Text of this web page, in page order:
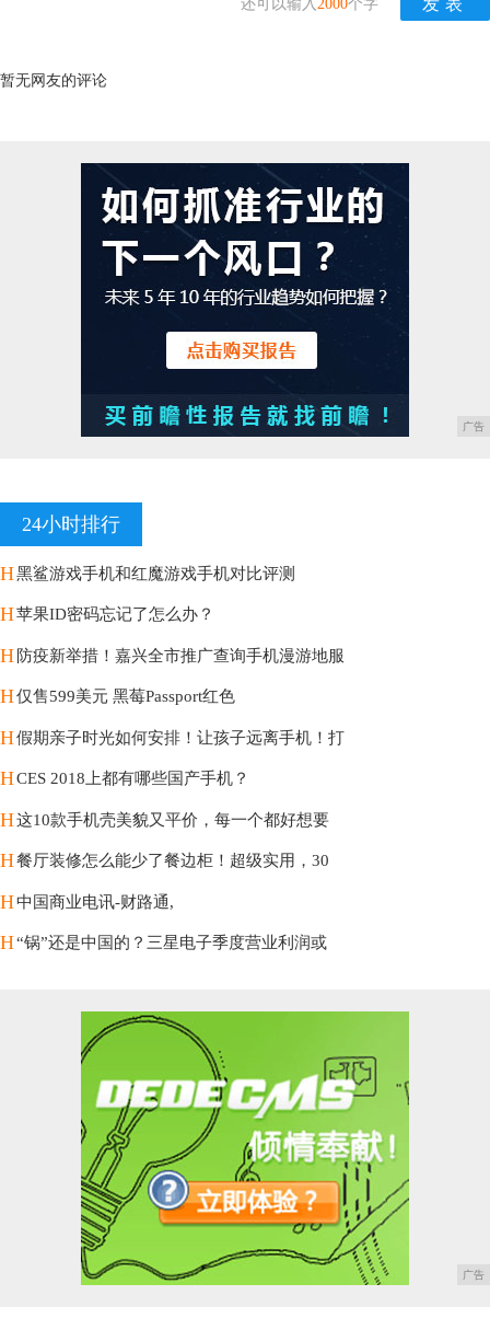
还可以输入 2000个字
暂无网友的评论
广告
24小时排行
H黑鲨游戏手机和红魔游戏手机对比评测
H苹果ID密码忘记了怎么办？
H防疫新举措！嘉兴全市推广查询手机漫游地服
H仅售599美元 黑莓Passport红色
H假期亲子时光如何安排！让孩子远离手机！打
HCES 2018上都有哪些国产手机？
H这10款手机壳美貌又平价，每一个都好想要
H餐厅装修怎么能少了餐边柜！超级实用，30
H中国商业电讯-财路通,
H“锅”还是中国的？三星电子季度营业利润或
广告